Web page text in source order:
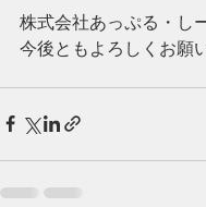
株式会社あっぷる・し
今後ともよろしくお願